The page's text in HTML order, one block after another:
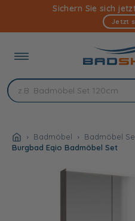
Inhalt
Sichern Sie sich
Jetzt
Badmöbel
Badmöbel
Burgbad Eqio Badmöbel Set